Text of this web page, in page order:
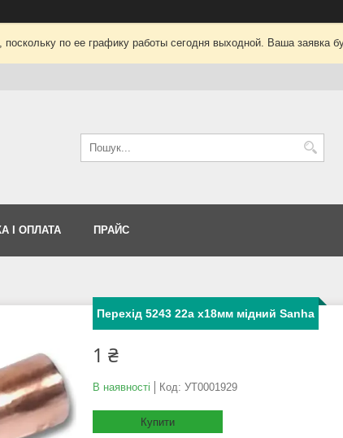
по ее графику работы сегодня выходной. Ваша заявка
І ОПЛАТА ПРАЙС
Перехід 5243 22а х18мм мідний Sanha
1 ₴
В наявності Код: УТ0001929
Купити